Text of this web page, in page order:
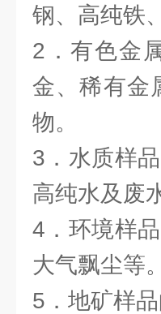
钢、高纯铁
2．有色金
金、稀有金
物。
3．水质样
高纯水及废
4．环境样
大气飘尘等。
5．地矿样